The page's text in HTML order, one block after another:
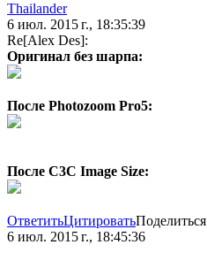
Thailander
6 июл. 2015 г., 18:35:39
Re[Alex Des]:
Оригинал без шарпа:
После Photozoom Pro5:
После C3C Image Size:
ОтветитьЦитироватьПоделиться
6 июл. 2015 г., 18:45:36